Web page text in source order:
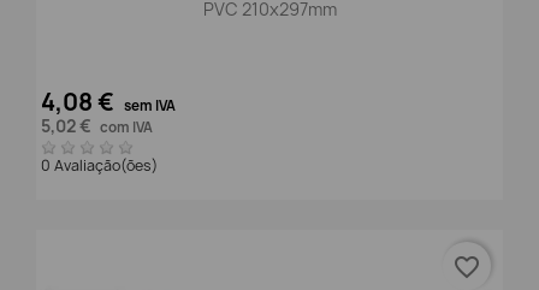
PVC 210x297mm
4,08 € sem IVA
5,02 € com IVA
0 Avaliação(ões)
favorite_border